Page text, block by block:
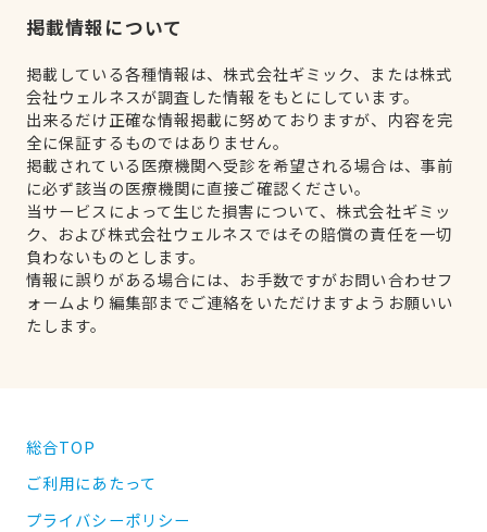
掲載情報について
掲載している各種情報は、株式会社ギミック、または株式
会社ウェルネスが調査した情報をもとにしています。
出来るだけ正確な情報掲載に努めておりますが、内容を完
全に保証するものではありません。
掲載されている医療機関へ受診を希望される場合は、事前
に必ず該当の医療機関に直接ご確認ください。
当サービスによって生じた損害について、株式会社ギミッ
ク、および株式会社ウェルネスではその賠償の責任を一切
負わないものとします。
情報に誤りがある場合には、お手数ですがお問い合わせフ
ォームより編集部までご連絡をいただけますようお願いい
たします。
総合TOP
ご利用にあたって
プライバシーポリシー